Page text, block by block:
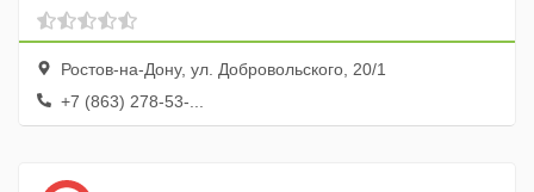
Ростов-на-Дону, ул. Добровольского, 20/1
+7 (863) 278-53-...